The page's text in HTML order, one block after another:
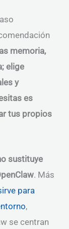
memoria,
elige
y
es
tus propios
sustituye
. Más
para
,
se centran